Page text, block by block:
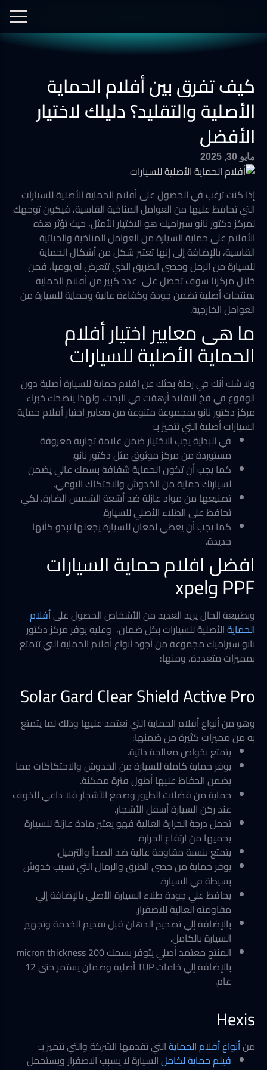
نانو سيراميك
أفلام الحماية
العزل الحراري
كيف تفرق بين أفلام الحماية
الأصلية والتقليد؟ دليلك لاختيار
الأفضل
مايو 30, 2025
إذا كنت ترغب في الحصول على أفلام الحماية الأصلية للسيارات
التي تحافظ عليها من العوامل المناخية القاسية، فيكون توجهك
لمركز دكتور نانو سيراميك هو الاختيار الأمثل، حيث تؤثر هذه
الأفلام على حماية السيارة من العوامل المناخية والحياتية
القاسية، بالإضافة إلى إنها تعتبر شكل من أشكال الحماية
للسيارة من الرمل وحصى الطريق الذي تتعرض له يومياً، فمن
خلال مركزنا سوف تحصل على عدد كبير من أفلام الحماية
بمنتجات أصلية تضمن جودة وكفاءة عالية وحماية للسيارة من
العوامل الخارجية.
ما هى معايير اختيار أفلام
الحماية الأصلية للسيارات
ولا شك أنك في رحلة بحثك عن افلام حماية للسيارة أصلية دون
الوقوع في فخ التقليد أرهقت في البحث، ولهذا ينصحك خبراء
مركز دكتور نانو بمجموعة متنوعة من معايير اختيار أفلام حماية
السيارات أصلية التي تتميز بـ:
في البداية يجب الاختيار ضمن علامة تجارية معروفة
مستوردة من مركز موثوق مثل دكتور نانو.
كما يجب أن تكون الحماية شفافة بسمك عالي يضمن
لسيارتك حماية من الخدوش والاحتكاك اليومي.
تصنيعها من مواد عازلة ضد أشعة الشمس الضارة، لكي
تحافظ على الطلاء الأصلي للسيارة.
كما يجب أن يعطي لمعان للسيارة يجعلها تبدو كأنها
جديدة.
افضل افلام حماية السيارات
PPF وxpel
وبطبيعة الحال يريد العديد من الأشخاص الحصول علىأفلام
الحمايةالأصلية للسيارات بكل ضمان، وعليه يوفر مركز دكتور
نانو سيراميك مجموعة من أجود أنواع أفلام الحماية التي تتمتع
بمميزات متعددة، ومنها:
Solar Gard Clear Shield Active Pro
وهو من أنواع أفلام الحماية التي نعتمد عليها وذلك لما يتمتع
به من مميزات كثيرة من ضمنها:
يتمتع بخواص معالجة ذاتية.
يوفر حماية كاملة للسيارة من الخدوش والاحتكاكات مما
يضمن الحفاظ عليها أطول فترة ممكنة.
حماية من فضلات الطيور وصمغ الأشجار فلا داعي للخوف
عند ركن السيارة أسفل الأشجار.
تحمل درجة الحرارة العالية فهو يعتبر مادة عازلة للسيارة
يحميها من ارتفاع الحرارة.
يتمتع بنسبة مقاومة عالية ضد الصدأ والترميل.
يوفر حماية من حصى الطرق والرمال التي تسبب خدوش
بسيطة في السيارة.
يحافظ علي جودة طلاء السيارة الأصلي بالإضافة إلي
مقاومته العالية للاصفرار.
بالإضافة إلي تصحيح الدهان قبل تقديم الخدمة وتجهيز
السيارة بالكامل.
المنتج معتمد أصلي يتوفر بسمك 200 micron thickness
بالإضافة إلي خامات TUP أصلية وضمان يستمر حتى 12
عام.
Hexis
منأنواع أفلام الحمايةالتي تقدمها الشركة والتي تتميز بـ:
فيلم حماية لكاملالسيارة لا يسبب الاصفرار ويستحمل